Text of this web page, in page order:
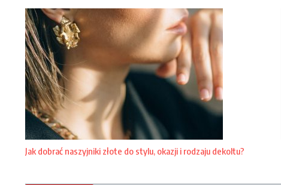
Jak dobrać naszyjniki złote do stylu, okazji i rodzaju dekoltu?